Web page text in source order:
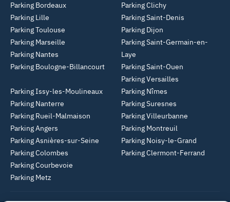
Parking Bordeaux
Parking Lille
Parking Toulouse
Parking Marseille
Parking Nantes
Parking Boulogne-Billancourt
Parking Clichy
Parking Saint-Denis
Parking Dijon
Parking Saint-Germain-en-
Laye
Parking Saint-Ouen
Parking Versailles
Parking Issy-les-Moulineaux
Parking Nanterre
Parking Rueil-Malmaison
Parking Angers
Parking Asnières-sur-Seine
Parking Colombes
Parking Courbevoie
Parking Metz
Parking Nîmes
Parking Suresnes
Parking Villeurbanne
Parking Montreuil
Parking Noisy-le-Grand
Parking Clermont-Ferrand